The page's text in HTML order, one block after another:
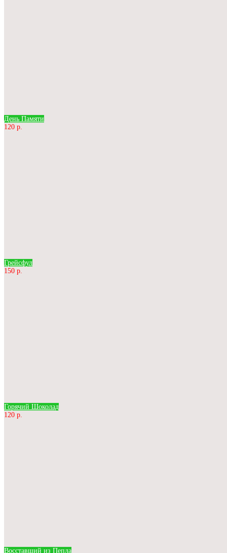
День Памяти
120 р.
Грейсфул
150 р.
Горячий Шоколад
120 р.
Восставший из Пепла